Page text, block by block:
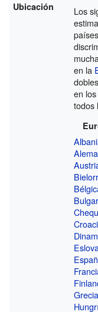
Ubicación
Los
en la
en
todos
Grecia